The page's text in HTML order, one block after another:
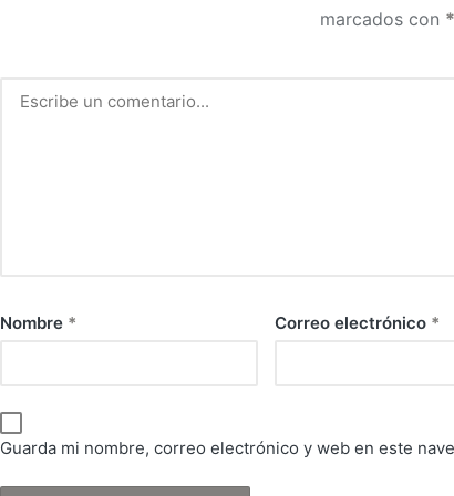
marcados con *
Nombre * Correo electrónico *
Guarda mi nombre, correo electrónico y web en este